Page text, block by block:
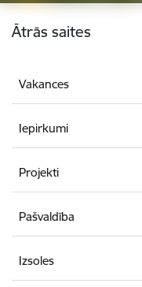
Kājene
Ātrās saites
Vakances
Iepirkumi
Projekti
Pašvaldība
Izsoles